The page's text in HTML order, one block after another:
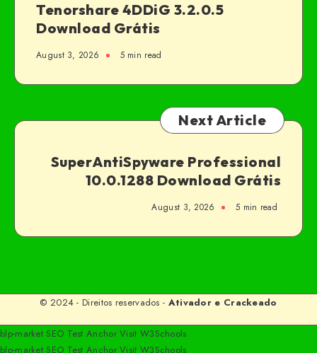
Tenorshare 4DDiG 3.2.0.5
Download Grátis
August 3, 2026 5 min read
Next Article
SuperAntiSpyware Professional
10.0.1288 Download Grátis
August 3, 2026 5 min read
© 2024 - Direitos reservados - Ativador e Crackeado
blp-market SEO Test Anchor Visit W3Schools
blp-market SEO Test Anchor Visit W3Schools